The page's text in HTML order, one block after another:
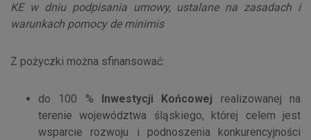
KE w dniu podpisania umowy, ustalane na zasadach i
warunkach pomocy de minimis
Z pożyczki można sfinansować:
do 100 % Inwestycji Końcowej realizowanej na
terenie województwa śląskiego, której celem jest
wsparcie rozwoju i podnoszenia konkurencyjności